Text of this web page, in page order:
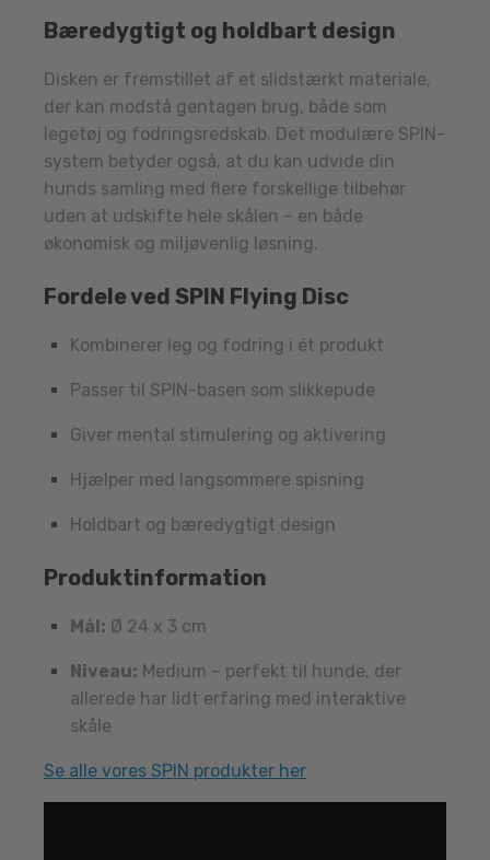
Bæredygtigt og holdbart design
Disken er fremstillet af et slidstærkt materiale,
der kan modstå gentagen brug, både som
legetøj og fodringsredskab. Det modulære SPIN-
system betyder også, at du kan udvide din
hunds samling med flere forskellige tilbehør
uden at udskifte hele skålen – en både
økonomisk og miljøvenlig løsning.
Fordele ved SPIN Flying Disc
Kombinerer leg og fodring i ét produkt
Passer til SPIN-basen som slikkepude
Giver mental stimulering og aktivering
Hjælper med langsommere spisning
Holdbart og bæredygtigt design
Produktinformation
Mål: Ø 24 x 3 cm
Niveau: Medium – perfekt til hunde, der
allerede har lidt erfaring med interaktive
skåle
Se alle vores SPIN produkter her